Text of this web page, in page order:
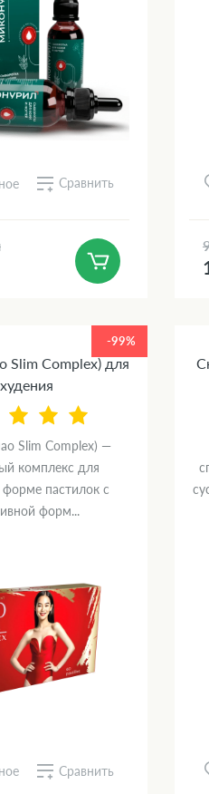
Сравнить
-99%
Slim Complex) для
Slim Complex) —
комплекс для
форме пастилок с
форм...
Сравнить